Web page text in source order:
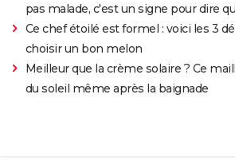
pas malade, c'est un signe pour dire
Ce chef étoilé est formel : voici les 3
choisir un bon melon
Meilleur que la crème solaire ? Ce
du soleil même après la baignade